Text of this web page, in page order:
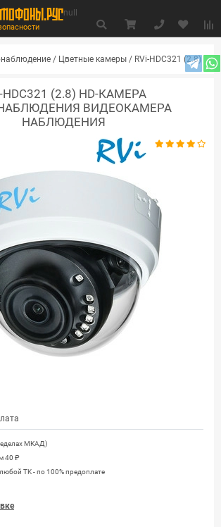
null
/ Цветные камеры / RVi-HDC321 (2.8)
HDC321 (2.8) HD-КАМЕРА
ВИДЕОКАМЕРА
НАБЛЮДЕНИЯ
МКАД)
40 ₽
TK - по 100% предоплате